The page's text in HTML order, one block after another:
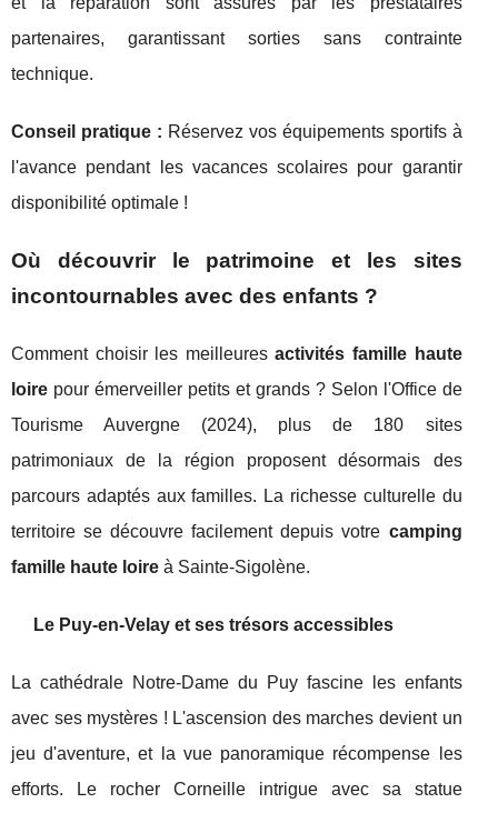
partenaires, garantissant sorties sans contrainte
technique.
Conseil pratique : Réservez vos équipements sportifs à
l'avance pendant les vacances scolaires pour garantir
disponibilité optimale !
Où découvrir le patrimoine et les sites
incontournables avec des enfants ?
Comment choisir les meilleuresactivités famille haute
loire pour émerveiller petits et grands ? Selon l'Office de
Tourisme Auvergne (2024), plus de 180 sites
patrimoniaux de la région proposent désormais des
parcours adaptés aux familles. La richesse culturelle du
territoire se découvre facilement depuis votre camping
famille haute loire à Sainte-Sigolène.
Le Puy-en-Velay et ses trésors accessibles
La cathédrale Notre-Dame du Puy fascine les enfants
avec ses mystères ! L'ascension des marches devient un
jeu d'aventure, et la vue panoramique récompense les
efforts. Le rocher Corneille intrigue avec sa statue